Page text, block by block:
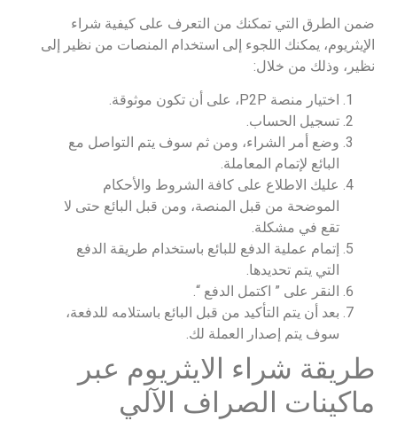
ضمن الطرق التي تمكنك من التعرف على كيفية شراء
الإيثريوم، يمكنك اللجوء إلى استخدام المنصات من نظير إلى
نظير، وذلك من خلال:
اختيار منصة P2P، على أن تكون موثوقة.
تسجيل الحساب.
وضع أمر الشراء، ومن ثم سوف يتم التواصل مع
البائع لإتمام المعاملة.
عليك الاطلاع على كافة الشروط والأحكام
الموضحة من قبل المنصة، ومن قبل البائع حتى لا
تقع في مشكلة.
إتمام عملية الدفع للبائع باستخدام طريقة الدفع
التي يتم تحديدها.
النقر على ” اكتمل الدفع “.
بعد أن يتم التأكيد من قبل البائع باستلامه للدفعة،
سوف يتم إصدار العملة لك.
طريقة شراء الايثريوم عبر
ماكينات الصراف الآلي